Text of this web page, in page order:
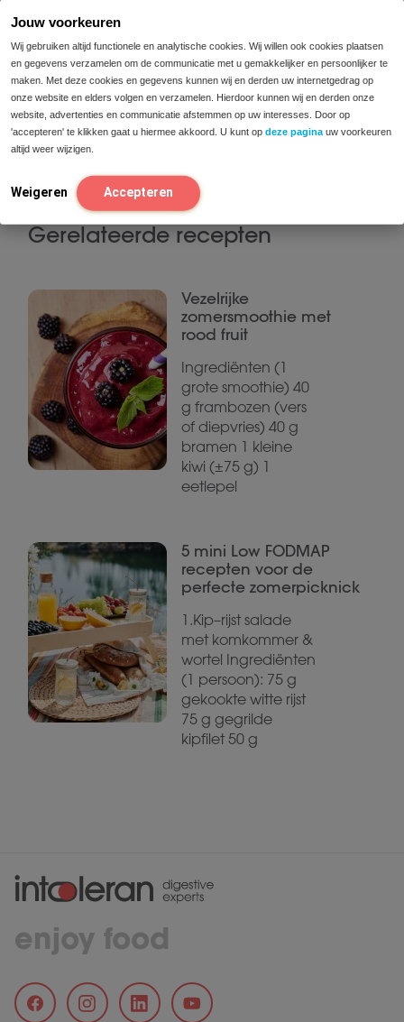
Jouw voorkeuren
Wij gebruiken altijd functionele en analytische cookies. Wij willen ook cookies plaatsen
en gegevens verzamelen om de communicatie met u gemakkelijker en persoonlijker te
maken. Met deze cookies en gegevens kunnen wij en derden uw internetgedrag op
onze website en elders volgen en verzamelen. Hierdoor kunnen wij en derden onze
website, advertenties en communicatie afstemmen op uw interesses. Door op
'accepteren' te klikken gaat u hiermee akkoord. U kunt op deze pagina uw voorkeuren
altijd weer wijzigen.
Weigeren Accepteren
Gerelateerde recepten
Vezelrijke
zomersmoothie met
rood fruit
Ingrediënten (1
grote smoothie) 40
g frambozen (vers
of diepvries) 40 g
bramen 1 kleine
kiwi (±75 g) 1
eetlepel
5 mini Low FODMAP
recepten voor de
perfecte zomerpicknick
1.Kip–rijst salade
met komkommer &
wortel Ingrediënten
(1 persoon): 75 g
gekookte witte rijst
75 g gegrilde
kipfilet 50 g
enjoy food